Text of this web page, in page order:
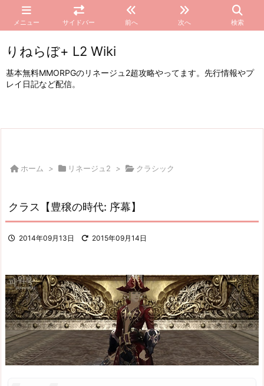
メニュー サイドバー 前へ 次へ 検索
りねらぼ+ L2 Wiki
基本無料MMORPGのリネージュ2超攻略やってます。先行情報やプ
レイ日記など配信。
ホーム > リネージュ2 > クラシック
クラス【豊穣の時代: 序幕】
2014年09月13日 2015年09月14日